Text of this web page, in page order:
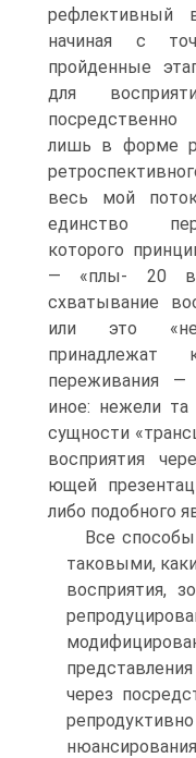
начиная с
пройденные
для
лишь в форме
весь мой
единство
которого
— «плы- 20
схватывание
или это
принадлежат
переживания —
иное: нежели та
сущности
восприятия
ющей
либо подобного
Все
таковыми,
восприятия,
через